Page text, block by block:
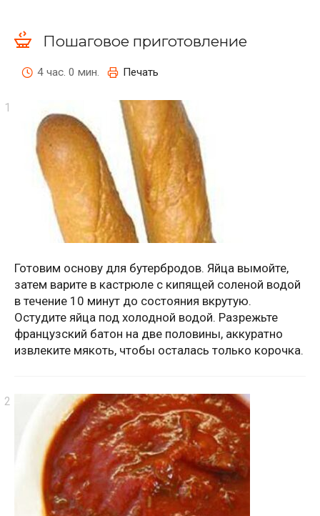
Пошаговое приготовление
4 час. 0 мин. Печать
Готовим основу для бутербродов. Яйца вымойте,
затем варите в кастрюле с кипящей соленой водой
в течение 10 минут до состояния вкрутую.
Остудите яйца под холодной водой. Разрежьте
французский батон на две половины, аккуратно
извлеките мякоть, чтобы осталась только корочка.